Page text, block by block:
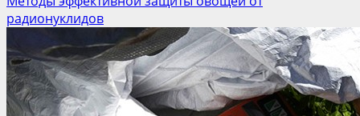
о
Радиационный
контроль
ЕВРО-2012
в
Украине
радионуклидов